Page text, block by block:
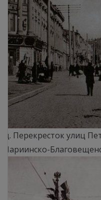
Перекресток улиц
(Мариинско-